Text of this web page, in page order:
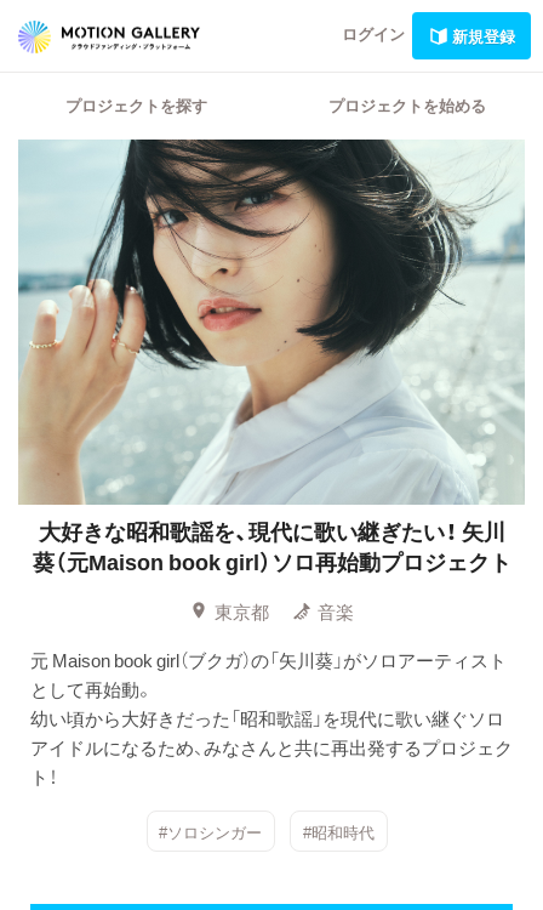
ログイン 新規登録
プロジェクトを探す プロジェクトを始める
大好きな昭和歌謡を、現代に歌い継ぎたい！ 矢川
葵（元Maison book girl）ソロ再始動プロジェクト
東京都
音楽
元 Maison book girl（ブクガ）の「矢川葵」がソロアーティスト
として再始動。
幼い頃から大好きだった「昭和歌謡」を現代に歌い継ぐソロ
アイドルになるため、みなさんと共に再出発するプロジェク
ト！
#ソロシンガー #昭和時代